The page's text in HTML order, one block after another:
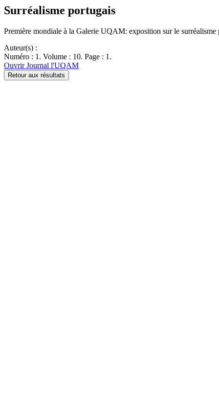
Surréalisme portugais
Première mondiale à la Galerie UQAM: exposition sur le
Auteur(s) :
Numéro : 1. Volume : 10. Page : 1.
Ouvrir Journal l'UQAM
Retour aux résultats